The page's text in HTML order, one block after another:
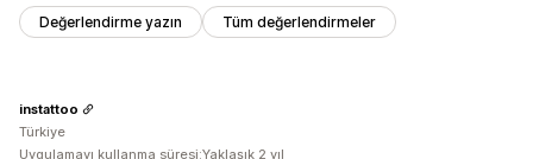
Değerlendirme yazın Tüm değerlendirmeler
instattoo
Türkiye
Uygulamayı kullanma süresi:Yaklaşık 2 yıl